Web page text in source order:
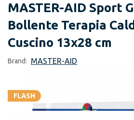
MASTER-AID Sport
Bollente Terapia
Cuscino 13x28 cm
Brand: MASTER-AID
FLASH